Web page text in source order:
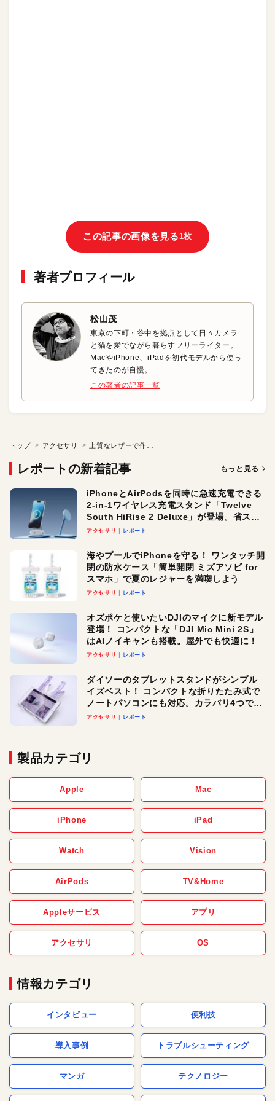
この記事の画像を見る 1枚
著者プロフィール
松山茂
東京の下町・谷中を拠点として日々カメラ
と猫を愛でながら暮らすフリーライター。
MacやiPhone、iPadを初代モデルから使っ
てきたのが自慢。
この著者の記事一覧
トップ アクセサリ
レポートの新着記事 もっと見る
iPhoneとAirPodsを同時に急速充電できる
2-in-1ワイヤレス充電スタンド「Twelve
South HiRise 2 Deluxe」が登場。省スペ
ースでおしゃれに充電したい人にオスス
アクセサリ レポート
海やプールでiPhoneを守る！ ワンタッチ開
閉の防水ケース「簡単開閉 ミズアソビ for
スマホ」で夏のレジャーを満喫しよう
アクセサリ レポート
オズポケと使いたいDJIのマイクに新モデル
登場！ コンパクトな「DJI Mic Mini 2S」
はAIノイキャンも搭載。屋外でも快適に！
アクセサリ レポート
ダイソーのタブレットスタンドがシンプル
イズベスト！ コンパクトな折りたたみ式で
ノートパソコンにも対応。カラバリ4つで選
べる楽しさも
アクセサリ レポート
製品カテゴリ
Apple Mac
iPhone iPad
Watch Vision
AirPods TV&Home
Appleサービス アプリ
アクセサリ OS
情報カテゴリ
インタビュー 便利技
導入事例 トラブルシューティング
マンガ テクノロジー